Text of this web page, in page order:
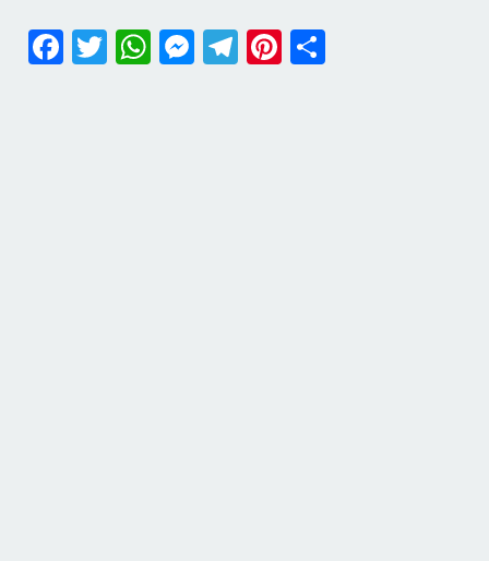
Facebook
Twitter
WhatsApp
Messenger
Telegram
Pinterest